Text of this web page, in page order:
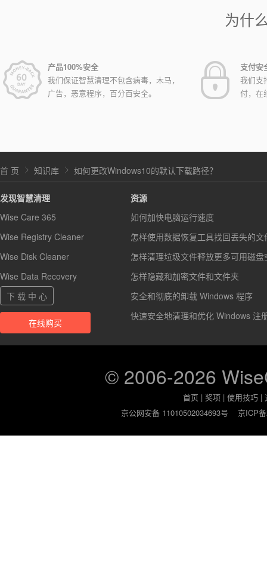
为什
产品100%安全
我们保证智慧清理不包含病毒，木马，
广告，恶意程序，百分百安全。
支付安
我们支
付，在
首 页 知识库 如何更改Windows10的默认下载路径？
发现智慧清理
Wise Care 365
Wise Registry Cleaner
Wise Disk Cleaner
Wise Data Recovery
下 载 中 心
在线购买
资源
如何加快电脑运行速度
怎样使用数据恢复工具找回丢失的文
怎样清理垃圾文件释放更多可用磁盘
怎样隐藏和加密文件和文件夹
安全和彻底的卸载 Windows 程序
快速安全地清理和优化 Windows 注
© 2006-2026
首页 |奖项 |使用技巧 |
京公网安备 11010502034693号
京ICP